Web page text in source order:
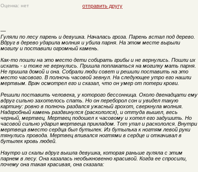
Оценка: нет отправить другу
—
Гуляли по лесу парень и девушка. Началась гроза. Парень встал под дерево.
Вдруг в дерево ударила молния и убила парня. На этом месте вырыли
могилу и поставили огромный камень.
Как-то пошли на это место дети собирать грибы и не вернулись. Пошли их
искать - и тоже не вернулись. Пришла поплакаться на могилку мать парня.
Не пришла домой и она. Собрали люди совет и решили поставить на это
место часового. В полночь часовой зевнул. На следующее утро его нашли
мертвым. Врач осмотрел его и сказал, что он умер от потери крови.
Решили поставить человека, у которого бессонница. Около двенадцати ему
вдруг сильно захотелось спать. Но он переборол сон и увидел такую
картину: ровно в полночь раздался ужасный грохот, сверкнула молния.
Надгробный камень раздвинулся (раскололся), и оттуда вышел, весь
черный, мертвец. Мертвец подошел к часовому и хотел его задушить. Но
часовой сильно ударил мертвеца прикладом. Тот упал и раскололся. Внутри
мертвеца вместо сердца был бутылек. Из бутылька к ногтям левой руки
тянулись провода. Мертвец впивался ногтями в сердце и откачивал в
бутылек кровь людей.
Наутро из скалы вдруг вышла девушка, которая раньше гуляла с этим
парнем в лесу. Она казалась необыкновенно красивой. Когда ее спросили,
почему она такая красивая, она сказала: